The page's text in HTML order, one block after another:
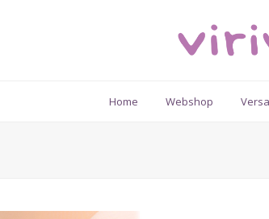
Home Webshop